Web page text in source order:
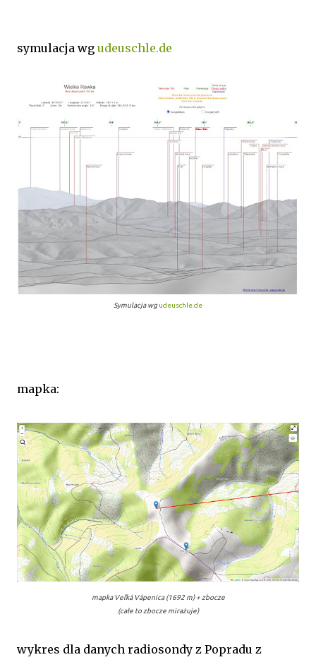
symulacja wg udeuschle.de
Symulacja wg udeuschle.de
mapka:
mapka Veľká Vápenica (1692 m) + zbocze
(całe to zbocze mirażuje)
wykres dla danych radiosondy z Popradu z